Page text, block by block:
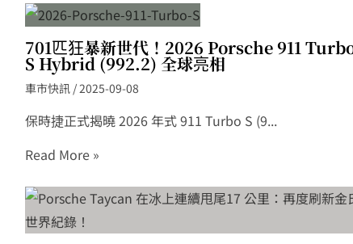
701匹狂暴新世代！2026 Porsche 911
S Hybrid (992.2) 全球亮相
車市快訊/2025-09-08
保時捷正式揭曉 2026 年式 911 Turbo S (9...
Read More »